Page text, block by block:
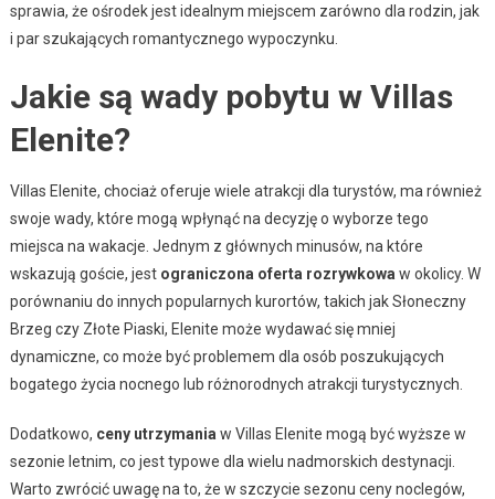
sprawia, że ośrodek jest idealnym miejscem zarówno dla rodzin, jak
i par szukających romantycznego wypoczynku.
Jakie są wady pobytu w Villas
Elenite?
Villas Elenite, chociaż oferuje wiele atrakcji dla turystów, ma również
swoje wady, które mogą wpłynąć na decyzję o wyborze tego
miejsca na wakacje. Jednym z głównych minusów, na które
wskazują goście, jest ograniczona oferta rozrywkowa w okolicy. W
porównaniu do innych popularnych kurortów, takich jak Słoneczny
Brzeg czy Złote Piaski, Elenite może wydawać się mniej
dynamiczne, co może być problemem dla osób poszukujących
bogatego życia nocnego lub różnorodnych atrakcji turystycznych.
Dodatkowo, ceny utrzymania w Villas Elenite mogą być wyższe w
sezonie letnim, co jest typowe dla wielu nadmorskich destynacji.
Warto zwrócić uwagę na to, że w szczycie sezonu ceny noclegów,